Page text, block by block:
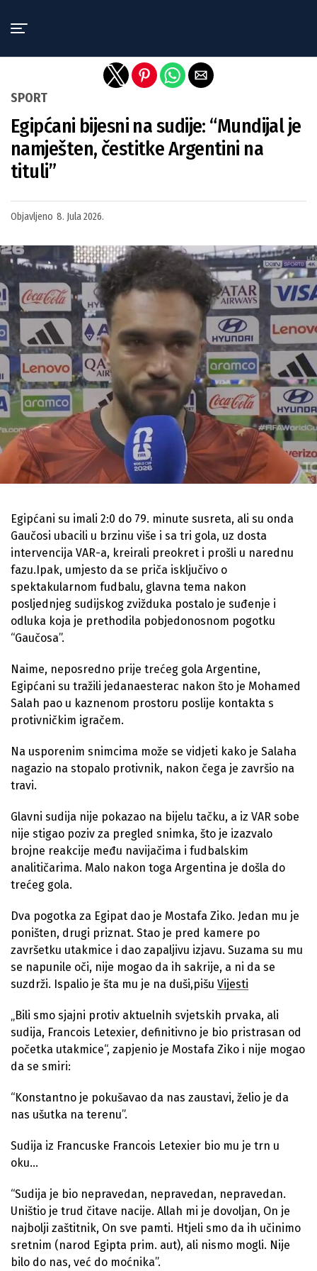
SPORT
Egipćani bijesni na sudije: “Mundijal je
namješten, čestitke Argentini na
tituli”
Objavljeno 8. Jula 2026.
Egipćani su imali 2:0 do 79. minute susreta, ali su onda
Gaučosi ubacili u brzinu više i sa tri gola, uz dosta
intervencija VAR-a, kreirali preokret i prošli u narednu
fazu.Ipak, umjesto da se priča isključivo o
spektakularnom fudbalu, glavna tema nakon
posljednjeg sudijskog zvižduka postalo je suđenje i
odluka koja je prethodila pobjedonosnom pogotku
“Gaučosa”.
Naime, neposredno prije trećeg gola Argentine,
Egipćani su tražili jedanaesterac nakon što je Mohamed
Salah pao u kaznenom prostoru poslije kontakta s
protivničkim igračem.
Na usporenim snimcima može se vidjeti kako je Salaha
nagazio na stopalo protivnik, nakon čega je završio na
travi.
Glavni sudija nije pokazao na bijelu tačku, a iz VAR sobe
nije stigao poziv za pregled snimka, što je izazvalo
brojne reakcije među navijačima i fudbalskim
analitičarima. Malo nakon toga Argentina je došla do
trećeg gola.
Dva pogotka za Egipat dao je Mostafa Ziko. Jedan mu je
poništen, drugi priznat. Stao je pred kamere po
završetku utakmice i dao zapaljivu izjavu. Suzama su mu
se napunile oči, nije mogao da ih sakrije, a ni da se
suzdrži. Ispalio je šta mu je na duši,pišu Vijesti
„Bili smo sjajni protiv aktuelnih svjetskih prvaka, ali
sudija, Francois Letexier, definitivno je bio pristrasan od
početka utakmice“, zapjenio je Mostafa Ziko i nije mogao
da se smiri:
“Konstantno je pokušavao da nas zaustavi, želio je da
nas ušutka na terenu”.
Sudija iz Francuske Francois Letexier bio mu je trn u
oku…
“Sudija je bio nepravedan, nepravedan, nepravedan.
Uništio je trud čitave nacije. Allah mi je dovoljan, On je
najbolji zaštitnik, On sve pamti. Htjeli smo da ih učinimo
sretnim (narod Egipta prim. aut), ali nismo mogli. Nije
bilo do nas, već do moćnika”.